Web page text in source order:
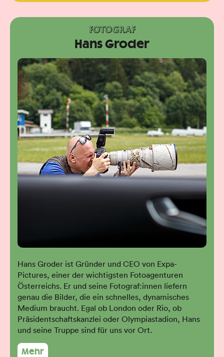
FOTOGRAF
Hans Groder
Hans Groder ist Gründer und CEO von Expa-
Pictures, einer der wichtigsten Fotoagenturen
Österreichs. Er und seine Fotograf:innen liefern
genau die Bilder, die ein schnelles, dynamisches
Medium braucht. Egal ob London oder Rio, ob
Präsidentschaftskanzlei oder Olympiastadion, Hans
und seine Truppe sind für uns vor Ort.
Mehr